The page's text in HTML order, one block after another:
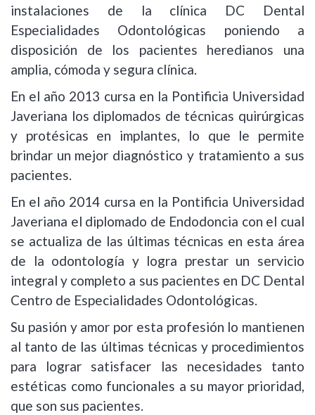
instalaciones de la clínica DC Dental
Especialidades Odontológicas poniendo a
disposición de los pacientes heredianos una
amplia, cómoda y segura clínica.
En el año 2013 cursa en la Pontificia Universidad
Javeriana los diplomados de técnicas quirúrgicas
y protésicas en implantes, lo que le permite
brindar un mejor diagnóstico y tratamiento a sus
pacientes.
En el año 2014 cursa en la Pontificia Universidad
Javeriana el diplomado de Endodoncia con el cual
se actualiza de las últimas técnicas en esta área
de la odontología y logra prestar un servicio
integral y completo a sus pacientes en DC Dental
Centro de Especialidades Odontológicas.
Su pasión y amor por esta profesión lo mantienen
al tanto de las últimas técnicas y procedimientos
para lograr satisfacer las necesidades tanto
estéticas como funcionales a su mayor prioridad,
que son sus pacientes.